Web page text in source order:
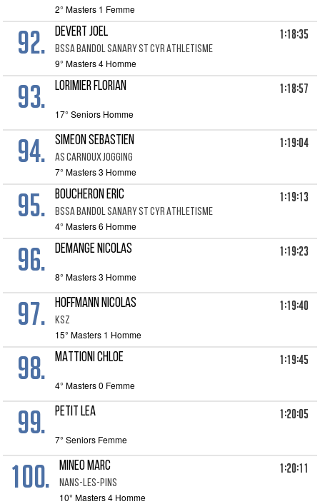
2° Masters 1 Femme
92. DEVERT JOEL
BSSA BANDOL SANARY ST CYR ATHLETISME
1:18:35
9° Masters 4 Homme
93. LORIMIER FLORIAN 1:18:57
17° Seniors Homme
94. SIMEON SEBASTIEN
AS CARNOUX JOGGING
1:19:04
7° Masters 3 Homme
95. BOUCHERON ERIC
BSSA BANDOL SANARY ST CYR ATHLETISME
1:19:13
4° Masters 6 Homme
96. DEMANGE NICOLAS 1:19:23
8° Masters 3 Homme
97. HOFFMANN NICOLAS
KSZ
1:19:40
15° Masters 1 Homme
98. MATTIONI CHLOE 1:19:45
4° Masters 0 Femme
99. PETIT LEA 1:20:05
7° Seniors Femme
100. MINEO MARC
NANS-LES-PINS
1:20:11
10° Masters 4 Homme